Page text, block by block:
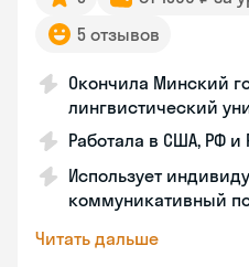
5 отзывов
Окончила Минский
лингвистический
Работала в США, РФ и
Использует
коммуникативный
Читать дальше